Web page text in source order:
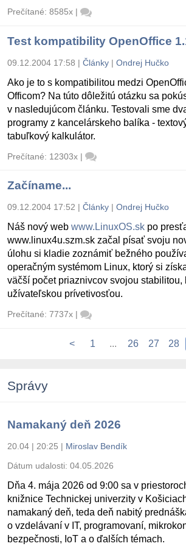
Prečítané: 8585x |
Test kompatibility OpenOffice
09.12.2004 17:58 | Články | Ondrej Hučko
Ako je to s kompatibilitou medzi
Officom? Na túto dôležitú otázku sa
v nasledujúcom článku. Testovali sme
programy z kancelárskeho balíka -
tabuľkový kalkulátor.
Prečítané: 12303x |
Začíname...
09.12.2004 17:52 | Články | Ondrej Hučko
Náš nový web www.LinuxOS.sk po
www.linux4u.szm.sk začal písať svoju
úlohu si kladie zoznámiť bežného
operačným systémom Linux, ktorý si
väčší počet priaznivcov svojou stabilitou,
užívateľskou prívetivosťou.
Prečítané: 7737x |
< 1 ... 26 27 28
Správy
Namakaný deň 2026
20.04 | 20:25 | Miroslav Bendík
Dátum udalosti: 04.05.2026
Dňa 4. mája 2026 od 9:00 sa v
knižnice Technickej univerzity v
namakaný deň, teda deň nabitý
o vzdelávaní v IT, programovaní,
bezpečnosti, IoT a o ďalších témach.